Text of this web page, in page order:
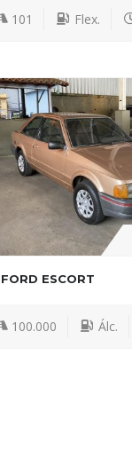
101 Flex.
FORD ESCORT
100.000 Álc.